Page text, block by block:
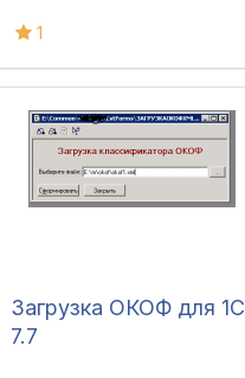
1
Загрузка ОКОФ для 1С
7.7